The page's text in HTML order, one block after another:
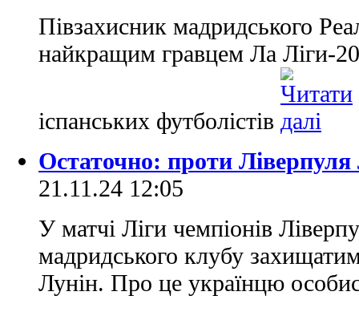
Півзахисник мадридського
найкращим гравцем Ла Ліги-
іспанських футболістів
Остаточно: проти Ліверпуля
21.11.24 12:05
У матчі Ліги чемпіонів
мадридського клубу
Лунін. Про це українцю